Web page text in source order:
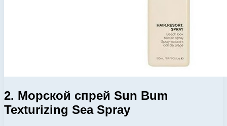
2. Морской спрей Sun Bum
Texturizing Sea Spray